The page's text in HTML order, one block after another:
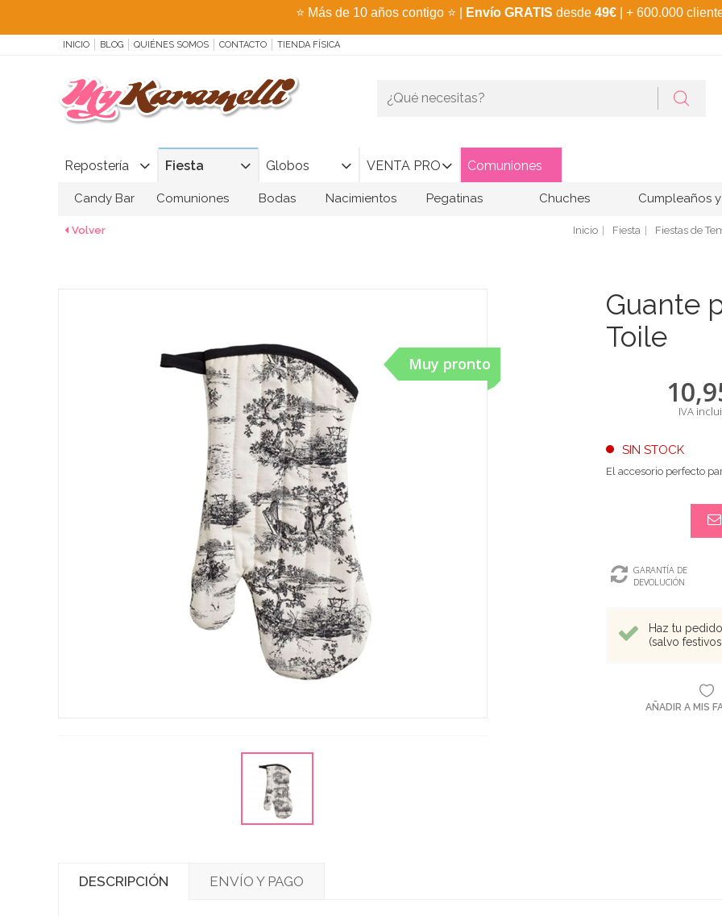
⭐ Más de 10 años contigo ⭐ Envío GRATIS desde 49€ | + 600.000
INICIO BLOG QUIÉNES SOMOS CONTACTO TIENDA FÍSICA
Repostería Fiesta Globos VENTA PRO Comuniones
Candy Bar Comuniones Bodas Nacimientos Pegatinas Chuches Cumpleaños
Volver Inicio Fiesta Fiestas de
Muy pronto
Guante
Toile
IVA
SIN STOCK
El accesorio perfecto
GARANTÍA DE
DEVOLUCIÓN
Haz tu
(salvo
AÑADIR A MIS
DESCRIPCIÓN ENVÍO Y PAGO